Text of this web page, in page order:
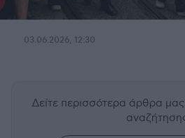
03.06.2026, 12:30
Δείτε περισσότερα άρθρα μας